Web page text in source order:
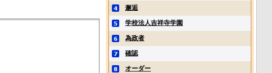
邂逅
学校法人吉祥寺学園
為政者
確認
オーダー